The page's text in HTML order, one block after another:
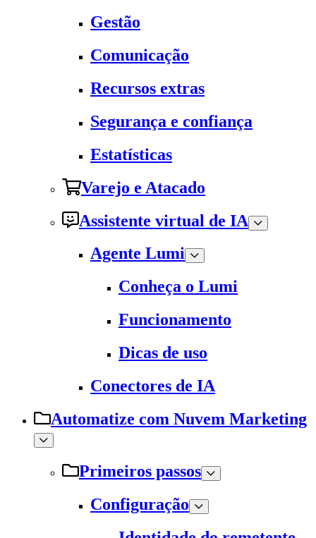
Gestão
Comunicação
Recursos extras
Segurança e confiança
Estatísticas
Varejo e Atacado
Assistente virtual de IA
Agente Lumi
Conheça o Lumi
Funcionamento
Dicas de uso
Conectores de IA
Automatize com Nuvem Marketing
Primeiros passos
Configuração